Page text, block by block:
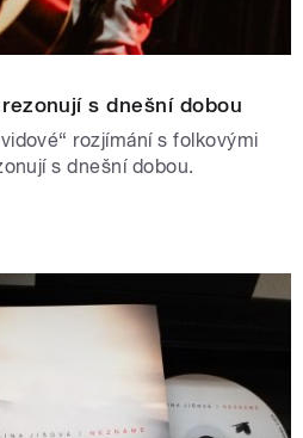
s dnešní dobou
rozjímání s folkovými
s dnešní dobou.